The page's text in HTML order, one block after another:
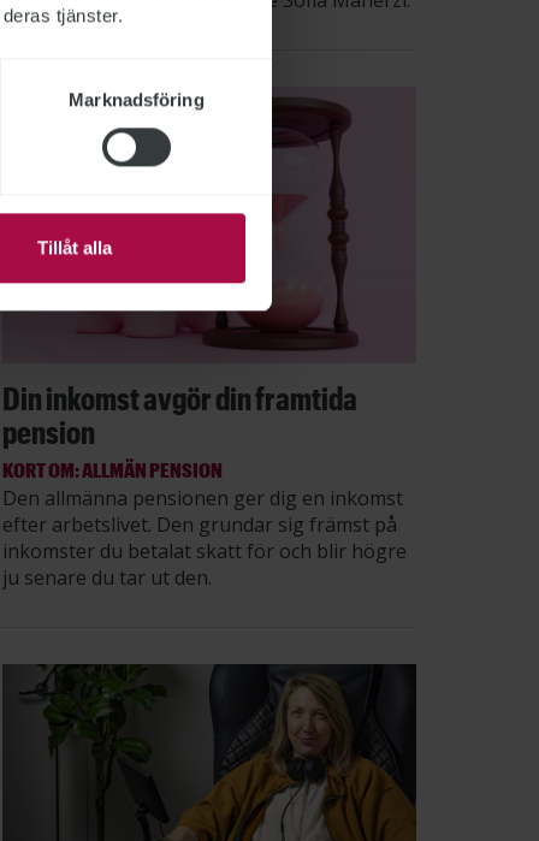
tjänster.
Marknadsföring
Tillåt alla
Din inkomst avgör din framtida
pension
KORT OM: ALLMÄN PENSION
Den allmänna pensionen ger dig en inkomst
efter arbetslivet. Den grundar sig främst på
inkomster du betalat skatt för och blir högre
ju senare du tar ut den.